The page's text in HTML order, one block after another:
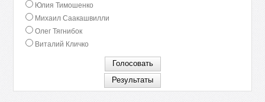
Юлия Тимошенко
Михаил Саакашвилли
Олег Тягнибок
Виталий Кличко